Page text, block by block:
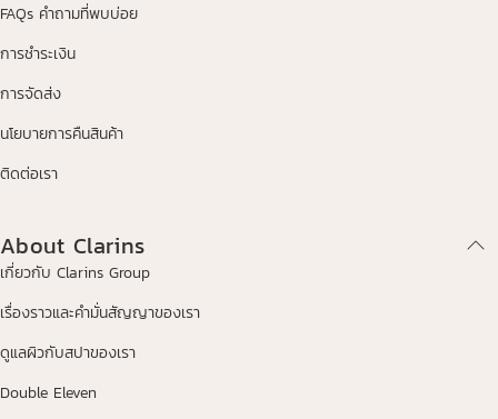
FAQs คำถามที่พบบ่อย
การชำระเงิน
การจัดส่ง
นโยบายการคืนสินค้า
ติดต่อเรา
About Clarins
เกี่ยวกับ Clarins Group
เรื่องราวและคำมั่นสัญญาของเรา
ดูแลผิวกับสปาของเรา
Double Eleven